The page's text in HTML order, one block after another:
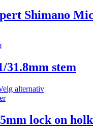
flere
varianter.
produktsiden
Shimano
31.8mm stem
alternativDette
flere
varianter.
lock on